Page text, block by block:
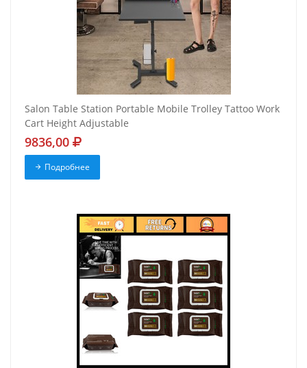
Salon Table Station Portable Mobile Trolley Tattoo Work
Cart Height Adjustable
9836,00
Подробнее